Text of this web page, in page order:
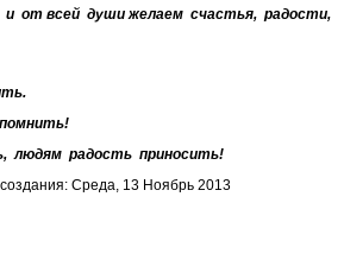
и от всей души желаем счастья, радости,
людям радость приносить!
Среда, 13 Ноябрь 2013